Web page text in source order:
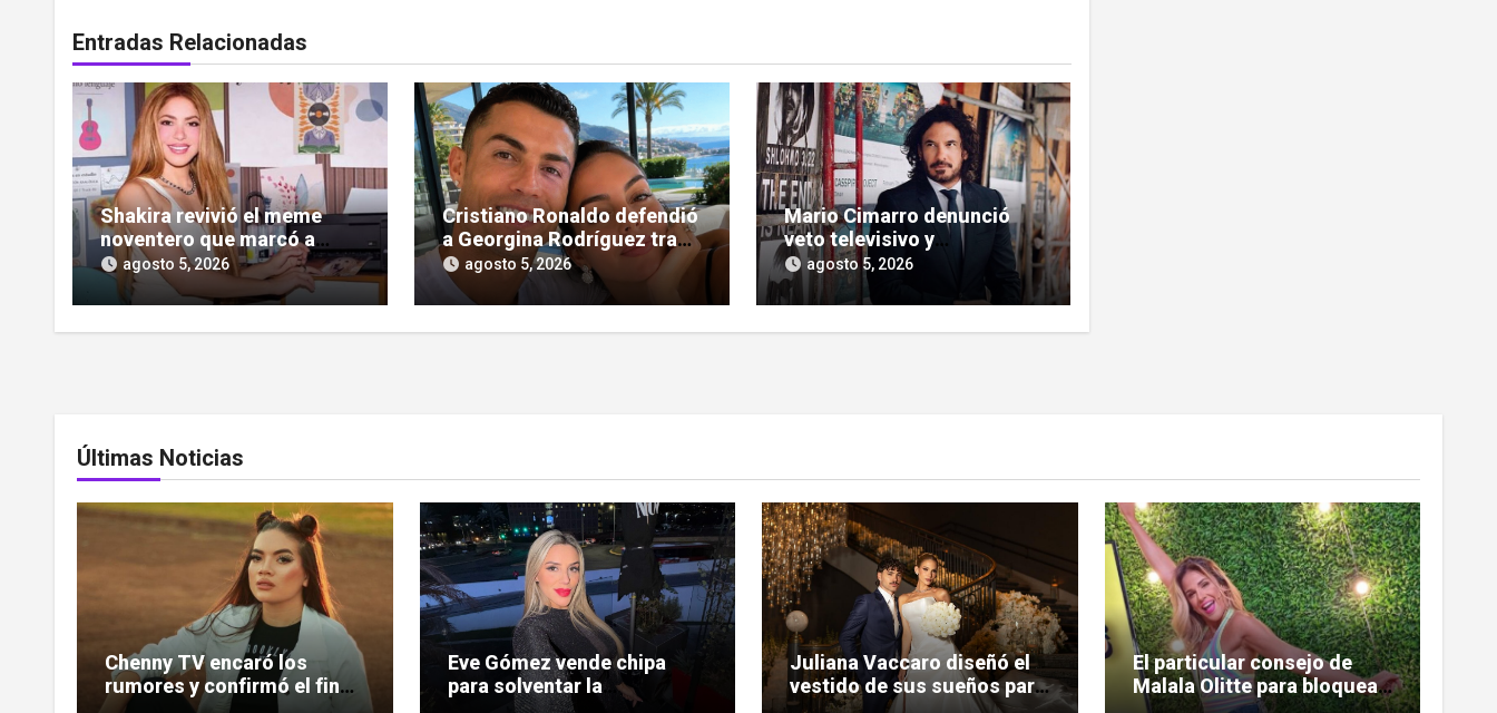
Entradas Relacionadas
Shakira revivió el meme
noventero que marcó a
toda una generación
agosto 5, 2026
Cristiano Ronaldo defendió
a Georgina Rodríguez tras
las críticas hacia su figura
agosto 5, 2026
Mario Cimarro denunció
veto televisivo y
dificultades para encontrar
trabajo en la actuación
agosto 5, 2026
Últimas Noticias
Chenny TV encaró los
rumores y confirmó el fin
Eve Gómez vende chipa
para solventar la
Juliana Vaccaro diseñó el
vestido de sus sueños para
El particular consejo de
Malala Olitte para bloquear